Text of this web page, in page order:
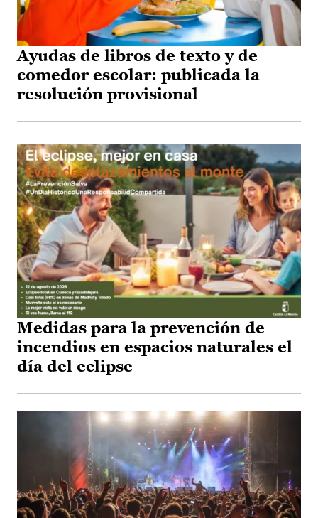
Ayudas de libros de texto y de
comedor escolar: publicada la
resolución provisional
Medidas para la prevención de
incendios en espacios naturales el
día del eclipse